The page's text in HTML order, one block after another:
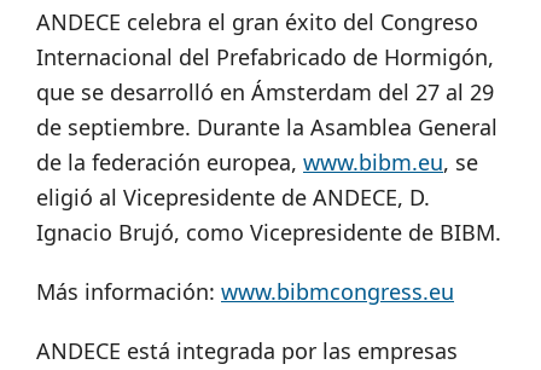
ANDECE celebra el gran éxito del Congreso
Internacional del Prefabricado de Hormigón,
que se desarrolló en Ámsterdam del 27 al 29
de septiembre. Durante la Asamblea General
de la federación europea, www.bibm.eu, se
eligió al Vicepresidente de ANDECE, D.
Ignacio Brujó, como Vicepresidente de BIBM.
Más información: www.bibmcongress.eu
ANDECE está integrada por las empresas